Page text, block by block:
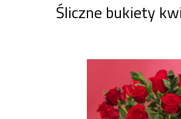
Śliczne bukiety